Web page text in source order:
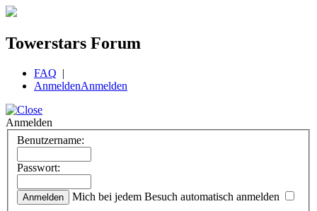
Towerstars Forum
FAQ |
AnmeldenAnmelden
Anmelden
Benutzername:
Passwort:
Mich bei jedem Besuch automatisch anmelden